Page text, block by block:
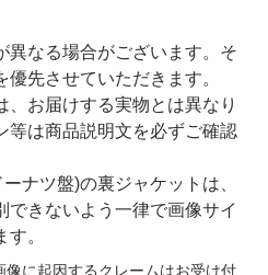
異なる場合がございます。そ
先させていただきます。
、お届けする実物とは異なり
等は商品説明文を必ずご確認
ナツ盤)の裏ジャケットは、
できないよう一律で画像サイ
。
に起因するクレームはお受け付